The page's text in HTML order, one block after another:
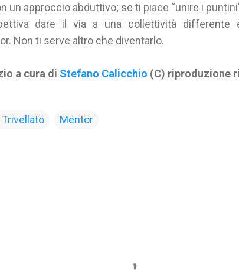
un approccio abduttivo; se ti piace “unire i
dare il via a una collettività differente
Non ti serve altro che diventarlo.
a cura di Stefano Calicchio (C) riproduzione
Mentor